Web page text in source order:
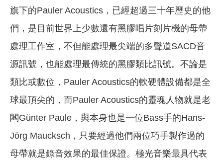
旗下的Pauler Acoustics，已經超過三十年歷史的他
們，是目前世界上少數還有黑膠唱片刻片機的母帶
處理工作室，不但能處理最尖端的多聲道SACD音
源訊號，也能處理最傳統的黑膠類比訊號。不論是
類比或數位，Pauler Acoustics的軟硬體設備都是全
球最頂尖的，而Pauler Acoustics的靈魂人物就是老
闆Günter Paule，與本身也是一位Bass手的Hans-
Jörg Maucksch，只要經過他們兩位巧手製作過的
母帶就是錄音效果的最佳保證。極光音樂最具代表